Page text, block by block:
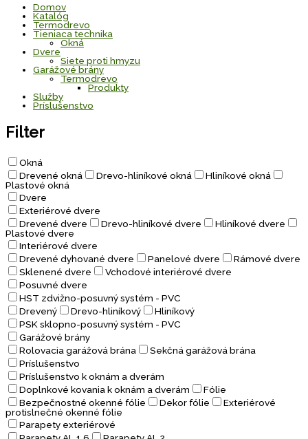
Domov
Katalóg
Termodrevo
Tieniaca technika
Okná
Dvere
Siete proti hmyzu
Garážové brány
Termodrevo
Produkty
Služby
Príslušenstvo
Filter
Okná
Drevené okná
Drevo-hliníkové okná
Hliníkové okná
Plastové okná
Dvere
Exteriérové dvere
Drevené dvere
Drevo-hliníkové dvere
Hliníkové dvere
Plastové dvere
Interiérové dvere
Drevené dyhované dvere
Panelové dvere
Rámové dvere
Sklenené dvere
Vchodové interiérové dvere
Posuvné dvere
HST zdvižno-posuvný systém - PVC
Drevený
Drevo-hliníkový
Hliníkový
PSK sklopno-posuvný systém - PVC
Garážové brány
Rolovacia garážová brána
Sekčná garážová brána
Príslušenstvo
Príslušenstvo k oknám a dverám
Doplnkové kovania k oknám a dverám
Fólie
Bezpečnostné okenné fólie
Dekor fólie
Exteriérové
protislnečné okenné fólie
Parapety exteriérové